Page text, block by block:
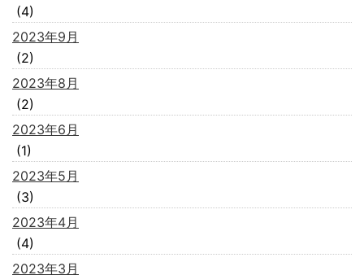
(4)
2023年9月
(2)
2023年8月
(2)
2023年6月
(1)
2023年5月
(3)
2023年4月
(4)
2023年3月